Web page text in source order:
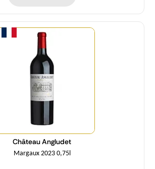
Château Angludet
Margaux 2023 0,75l
Menge